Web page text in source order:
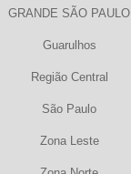
GRANDE SÃO PAULO
Guarulhos
Região Central
São Paulo
Zona Leste